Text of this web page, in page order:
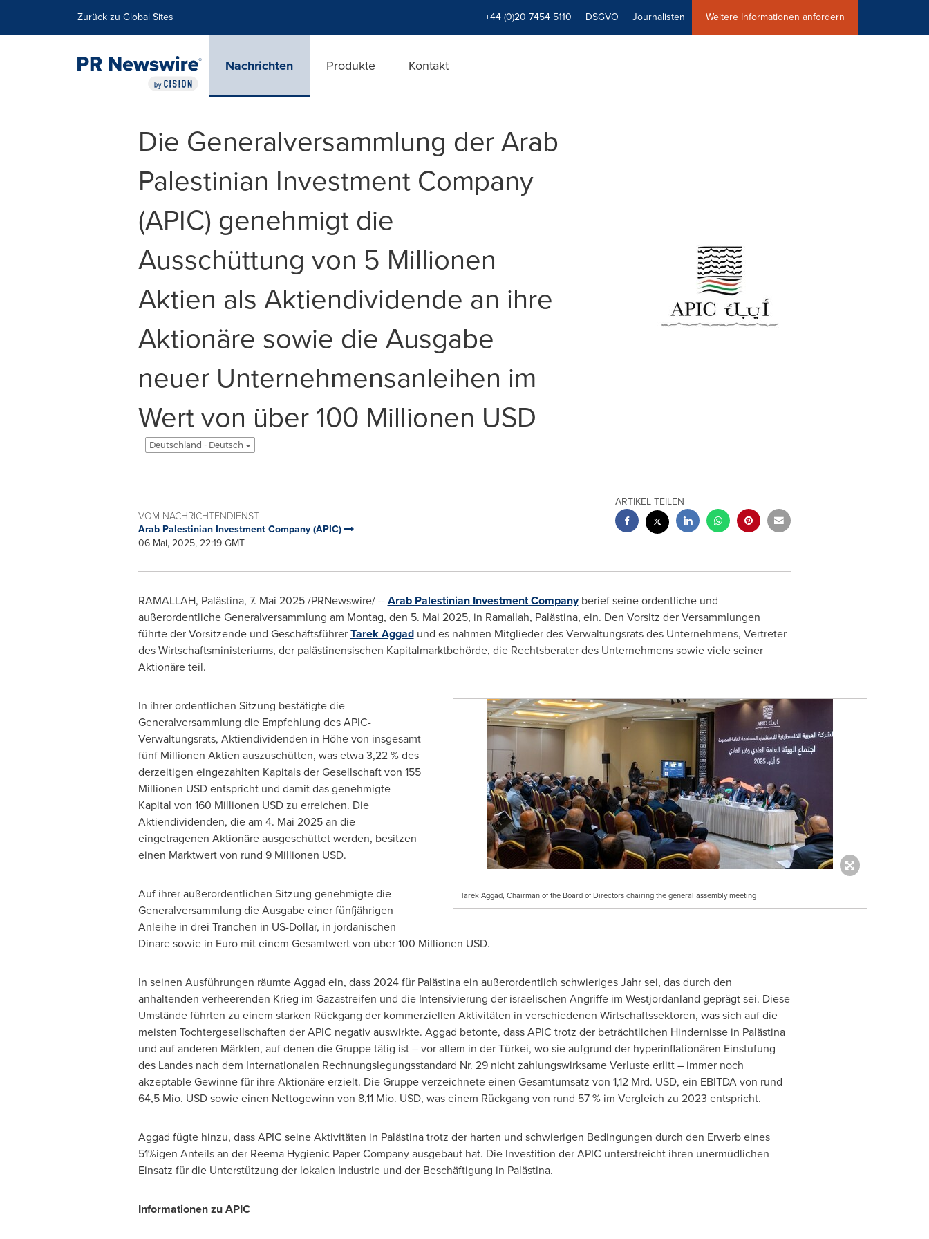
Zurück zu Global Sites +44 (0)20 7454 5110 DSGVO Journalisten Weitere Informationen anfordern
Nachrichten Produkte Kontakt
Die Generalversammlung der Arab
Palestinian Investment Company
(APIC) genehmigt die
Ausschüttung von 5 Millionen
Aktien als Aktiendividende an ihre
Aktionäre sowie die Ausgabe
neuer Unternehmensanleihen im
Wert von über 100 Millionen USD
Deutschland - Deutsch
VOM NACHRICHTENDIENST
Arab Palestinian Investment Company (APIC)
06 Mai, 2025, 22:19 GMT
ARTIKEL TEILEN
RAMALLAH, Palästina, 7. Mai 2025/PRNewswire/ --Arab Palestinian Investment Companyberief seine ordentliche und
außerordentliche Generalversammlung am Montag, den 5. Mai 2025, in Ramallah, Palästina, ein. Den Vorsitz der Versammlungen
führte der Vorsitzende und GeschäftsführerTarek Aggadund es nahmen Mitglieder des Verwaltungsrats des Unternehmens, Vertreter
des Wirtschaftsministeriums, der palästinensischen Kapitalmarktbehörde, die Rechtsberater des Unternehmens sowie viele seiner
Aktionäre teil.
Tarek Aggad, Chairman of the Board of Directors chairing the general assembly meeting
In ihrer ordentlichen Sitzung bestätigte die
Generalversammlung die Empfehlung des APIC-
Verwaltungsrats, Aktiendividenden in Höhe von insgesamt
fünf Millionen Aktien auszuschütten, was etwa 3,22 % des
derzeitigen eingezahlten Kapitals der Gesellschaft von 155
Millionen USD entspricht und damit das genehmigte
Kapital von 160 Millionen USD zu erreichen. Die
Aktiendividenden, die am 4. Mai 2025 an die
eingetragenen Aktionäre ausgeschüttet werden, besitzen
einen Marktwert von rund 9 Millionen USD.
Auf ihrer außerordentlichen Sitzung genehmigte die
Generalversammlung die Ausgabe einer fünfjährigen
Anleihe in drei Tranchen in US-Dollar, in jordanischen
Dinare sowie in Euro mit einem Gesamtwert von über 100 Millionen USD.
In seinen Ausführungen räumte Aggad ein, dass 2024 für Palästina ein außerordentlich schwieriges Jahr sei, das durch den
anhaltenden verheerenden Krieg im Gazastreifen und die Intensivierung der israelischen Angriffe im Westjordanland geprägt sei. Diese
Umstände führten zu einem starken Rückgang der kommerziellen Aktivitäten in verschiedenen Wirtschaftssektoren, was sich auf die
meisten Tochtergesellschaften der APIC negativ auswirkte. Aggad betonte, dass APIC trotz der beträchtlichen Hindernisse in Palästina
und auf anderen Märkten, auf denen die Gruppe tätig ist – vor allem in der Türkei, wo sie aufgrund der hyperinflationären Einstufung
des Landes nach dem Internationalen Rechnungslegungsstandard Nr. 29 nicht zahlungswirksame Verluste erlitt – immer noch
akzeptable Gewinne für ihre Aktionäre erzielt. Die Gruppe verzeichnete einen Gesamtumsatz von 1,12 Mrd. USD, ein EBITDA von rund
64,5 Mio. USD sowie einen Nettogewinn von 8,11 Mio. USD, was einem Rückgang von rund 57 % im Vergleich zu 2023 entspricht.
Aggad fügte hinzu, dass APIC seine Aktivitäten in Palästina trotz der harten und schwierigen Bedingungen durch den Erwerb eines
51%igen Anteils an der Reema Hygienic Paper Company ausgebaut hat. Die Investition der APIC unterstreicht ihren unermüdlichen
Einsatz für die Unterstützung der lokalen Industrie und der Beschäftigung in Palästina.
Informationen zu APIC